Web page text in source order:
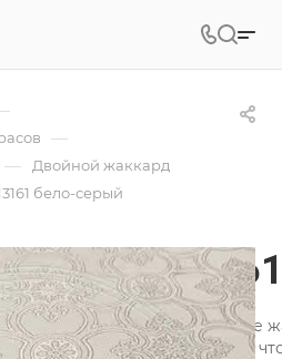
—
— Двойной жаккард
бело-серый
используются различные
слоев жаккардового полотна,